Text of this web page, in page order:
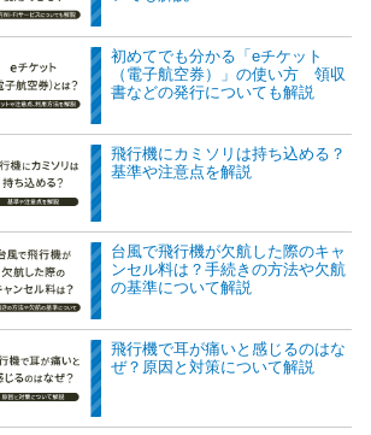
初めてでも分かる「eチケット
（電子航空券）」の使い方 領収
書などの発行についても解説
飛行機にカミソリは持ち込める？
基準や注意点を解説
台風で飛行機が欠航した際のキャ
ンセル料は？手続きの方法や欠航
の基準について解説
飛行機で耳が痛いと感じるのはな
ぜ？原因と対策について解説